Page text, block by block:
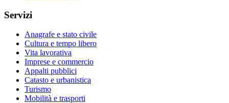
Servizi
Anagrafe e stato civile
Cultura e tempo libero
Vita lavorativa
Imprese e commercio
Appalti pubblici
Catasto e urbanistica
Turismo
Mobilità e trasporti